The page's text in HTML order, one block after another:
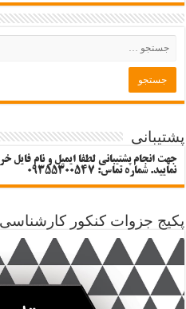
پشتیبانی
جهت انجام پشتیبانی لطفا ایمیل و نام فایل
نمایید. شماره تماس: 09355300547
پکیج جزوات کنکور